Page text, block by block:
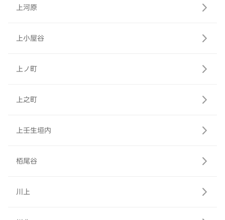
上河原
上小屋谷
上ノ町
上之町
上壬生垣内
栢尾谷
川上